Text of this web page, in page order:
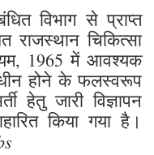
विभाग से प्राप्त
राजस्थान चिकित्सा
1965 में आवश्यक
होने के फलस्वरूप
हेतु जारी विज्ञापन
किया गया है।